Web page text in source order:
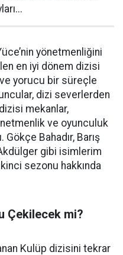
yönetmenliğini
en iyi dönem dizisi
yorucu bir süreçle
dizi severlerden
mekanlar,
ve oyunculuk
Gökçe Bahadır, Barış
gibi isimlerim
sezonu hakkında
Çekilecek mi?
Kulüp dizisini tekrar